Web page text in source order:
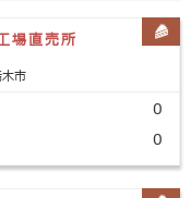
場直売所
市
0
0